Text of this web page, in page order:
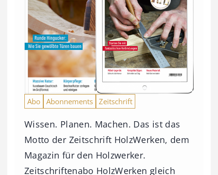
Abo Abonnements Zeitschrift
Wissen. Planen. Machen. Das ist das
Motto der Zeitschrift HolzWerken, dem
Magazin für den Holzwerker.
Zeitschriftenabo HolzWerken gleich